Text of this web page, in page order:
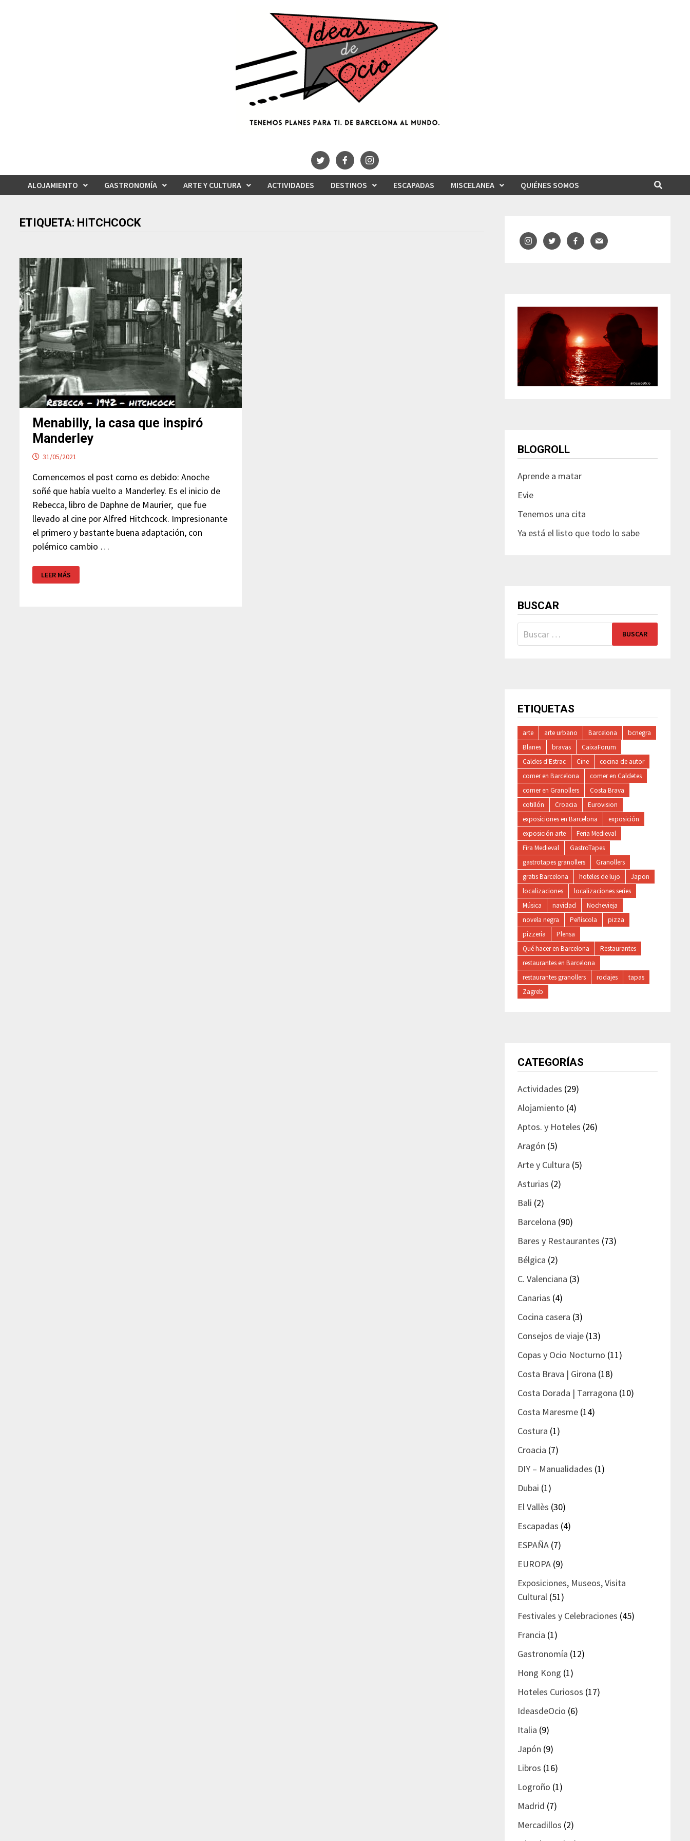
ALOJAMIENTO GASTRONOMÍA ARTE Y CULTURA ACTIVIDADES DESTINOS ESCAPADAS MISCELANEA QUIÉNES SOMOS
ETIQUETA: HITCHCOCK
Menabilly, la casa que inspiró
Manderley
31/05/2021
Comencemos el post como es debido: Anoche
soñé que había vuelto a Manderley. Es el inicio de
Rebecca, libro de Daphne de Maurier, que fue
llevado al cine por Alfred Hitchcock. Impresionante
el primero y bastante buena adaptación, con
polémico cambio …
MENABILLY,
LA
CASA
LEER MÁS
BLOGROLL
Aprende a matar
Evie
Tenemos una cita
Ya está el listo que todo lo sabe
BUSCAR
Buscar:
ETIQUETAS
arte arte urbano Barcelona
bcnegra
Blanes
bravas
CaixaForum
Caldes d'Estrac
Cine
cocina de autor
comer en Barcelona
comer en Caldetes
comer en Granollers
Costa Brava
cotillón
Croacia
Eurovision
exposiciones en Barcelona
exposición
exposición arte
Feria Medieval
Fira Medieval
GastroTapes
gastrotapes granollers
Granollers
gratis Barcelona
hoteles de lujo
Japon
localizaciones
localizaciones series
Música
navidad
Nochevieja
novela negra
Peñíscola
pizza
pizzería
Plensa
Qué hacer en Barcelona
Restaurantes
restaurantes en Barcelona
restaurantes granollers
rodajes
tapas
Zagreb
CATEGORÍAS
Actividades (29)
Alojamiento (4)
Aptos. y Hoteles (26)
Aragón (5)
Arte y Cultura (5)
Asturias (2)
Bali (2)
Barcelona (90)
Bares y Restaurantes (73)
Bélgica (2)
C. Valenciana (3)
Canarias (4)
Cocina casera (3)
Consejos de viaje (13)
Copas y Ocio Nocturno (11)
Costa Brava | Girona (18)
Costa Dorada | Tarragona (10)
Costa Maresme (14)
Costura (1)
Croacia (7)
DIY – Manualidades (1)
Dubai (1)
El Vallès (30)
Escapadas (4)
ESPAÑA (7)
EUROPA (9)
Exposiciones, Museos, Visita
Cultural (51)
Festivales y Celebraciones (45)
Francia (1)
Gastronomía (12)
Hong Kong (1)
Hoteles Curiosos (17)
IdeasdeOcio (6)
Italia (9)
Japón (9)
Libros (16)
Logroño (1)
Madrid (7)
Mercadillos (2)